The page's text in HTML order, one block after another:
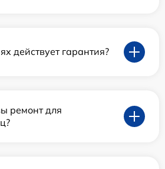
действует гарантия?
ремонт для